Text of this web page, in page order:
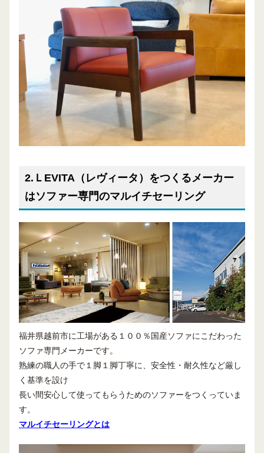
2.ＬEVITA（レヴィータ）をつくるメーカー
はソファー専門のマルイチセーリング
福井県越前市に工場がある１００％国産ソファにこだわった
ソファ専門メーカーです。
熟練の職人の手で１脚１脚丁寧に、安全性・耐久性など厳し
く基準を設け
長い間安心して使ってもらうためのソファーをつくっていま
す。
マルイチセーリングとは